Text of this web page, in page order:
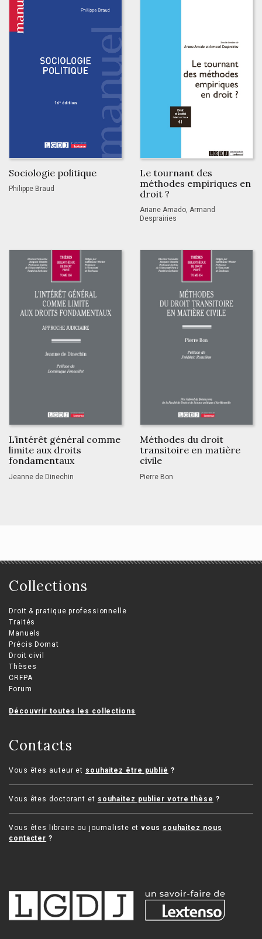
Sociologie politique
Philippe Braud
Le tournant des
méthodes empiriques en
droit ?
Ariane Amado, Armand
Desprairies
L’intérêt général comme
limite aux droits
fondamentaux
Jeanne de Dinechin
Méthodes du droit
transitoire en matière
civile
Pierre Bon
Collections
Droit & pratique professionnelle
Traités
Manuels
Précis Domat
Droit civil
Thèses
CRFPA
Forum
Découvrir toutes les collections
Contacts
Vous êtes auteur et souhaitez être publié ?
Vous êtes doctorant et souhaitez publier votre thèse ?
Vous êtes libraire ou journaliste etvous souhaitez nous
contacter ?